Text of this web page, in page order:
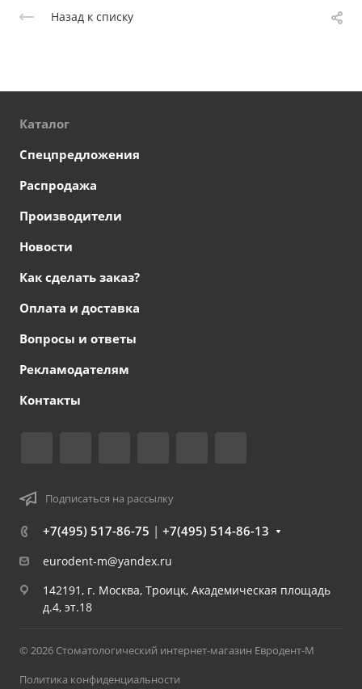
Назад к списку
Каталог
Спецпредложения
Распродажа
Производители
Новости
Как сделать заказ?
Оплата и доставка
Вопросы и ответы
Рекламодателям
Контакты
Подписаться на рассылку
+7(495) 517-86-75 | +7(495) 514-86-13
eurodent-m@yandex.ru
142191, г. Москва, Троицк, Академическая площадь
д.4, эт.18
© 2026 Стоматологический интернет-магазин Евродент-М
Политика конфиденциальности